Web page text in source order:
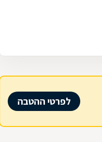
לפרטי ההטבה